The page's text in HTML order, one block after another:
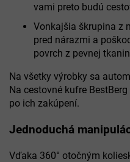
vami preto budú
Vonkajšia škrupina z
pred nárazmi a
povrch z pevnej
Na všetky výrobky sa
Na cestovné kufre
po ich zakúpení.
Jednoduchá
Vďaka 360° otočným